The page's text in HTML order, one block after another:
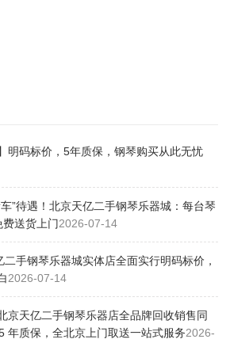
明码标价，5年质保，钢琴购买从此无忧
”待遇！北京天亿二手钢琴乐器城：每台琴
送货上门2026-07-14
二手钢琴乐器城实体店全面实行明码标价，
2026-07-14
京天亿二手钢琴乐器店全品牌回收销售同
年质保，全北京上门取送一站式服务2026-